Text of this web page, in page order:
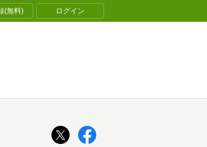
(無料) ログイン